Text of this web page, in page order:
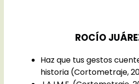
ROCÍO
Haz que tus gestos
historia (Cortometraje,